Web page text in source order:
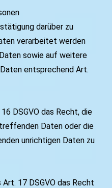
darüber zu
verarbeitet werden
sowie auf weitere
entsprechend Art.
DSGVO das Recht, die
Daten oder die
unrichtigen Daten zu
17 DSGVO das Recht